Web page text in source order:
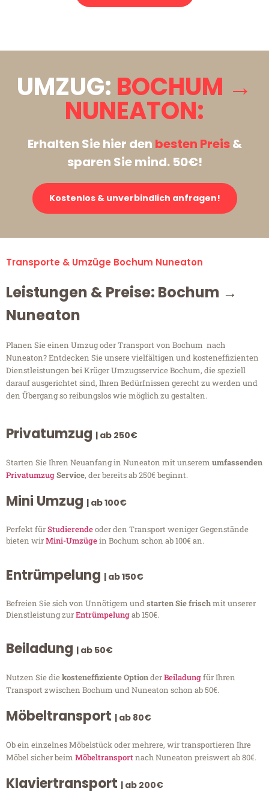
UMZUG: BOCHUM →
NUNEATON:
Erhalten Sie hier den besten Preis&
sparen Sie mind. 50€!
Kostenlos & unverbindlich anfragen!
Transporte & Umzüge Bochum Nuneaton
Leistungen & Preise: Bochum →
Nuneaton
Planen Sie einen Umzug oder Transport von Bochum nach
Nuneaton? Entdecken Sie unsere vielfältigen und kosteneffizienten
Dienstleistungen bei Krüger Umzugsservice Bochum, die speziell
darauf ausgerichtet sind, Ihren Bedürfnissen gerecht zu werden und
den Übergang so reibungslos wie möglich zu gestalten.
Privatumzug | ab 250€
Starten Sie Ihren Neuanfang in Nuneaton mit unserem umfassenden
PrivatumzugService, der bereits ab 250€ beginnt.
Mini Umzug | ab 100€
Perfekt fürStudierendeoder den Transport weniger Gegenstände
bieten wirMini-Umzügein Bochum schon ab 100€ an.
Entrümpelung | ab 150€
Befreien Sie sich von Unnötigem undstarten Sie frischmit unserer
Dienstleistung zurEntrümpelungab 150€.
Beiladung | ab 50€
Nutzen Sie diekosteneffiziente OptionderBeiladungfür Ihren
Transport zwischen Bochum und Nuneaton schon ab 50€.
Möbeltransport | ab 80€
Ob ein einzelnes Möbelstück oder mehrere, wir transportieren Ihre
Möbel sicher beim Möbeltransportnach Nuneaton preiswert ab 80€.
Klaviertransport | ab 200€